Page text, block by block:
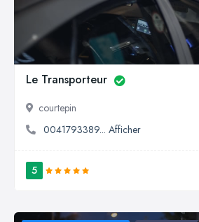
Le Transporteur
courtepin
0041793389... Afficher
5